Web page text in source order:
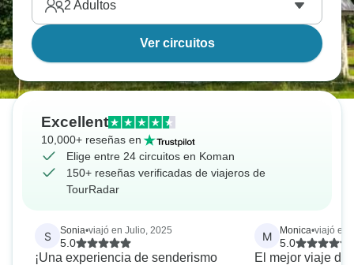
2 Adultos
Ver circuitos
Excellent
10,000+ reseñas en
Elige entre 24 circuitos en Koman
150+ reseñas verificadas de viajeros de
TourRadar
S Sonia•viajó en Julio, 2025
5.0
¡Una experiencia de senderismo
M Monica•viajó en
5.0
El mejor viaje de